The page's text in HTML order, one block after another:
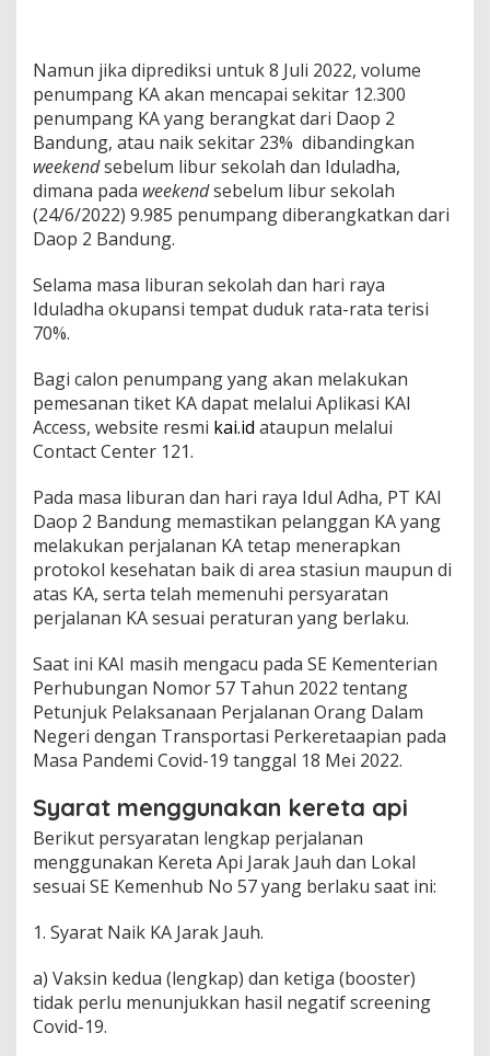
Namun jika diprediksi untuk 8 Juli 2022, volume
penumpang KA akan mencapai sekitar 12.300
penumpang KA yang berangkat dari Daop 2
Bandung, atau naik sekitar 23% dibandingkan
weekendsebelum libur sekolah dan Iduladha,
dimana pada weekendsebelum libur sekolah
(24/6/2022) 9.985 penumpang diberangkatkan dari
Daop 2 Bandung.
Selama masa liburan sekolah dan hari raya
Iduladha okupansi tempat duduk rata-rata terisi
70%.
Bagi calon penumpang yang akan melakukan
pemesanan tiket KA dapat melalui Aplikasi KAI
Access, website resmi kai.id ataupun melalui
Contact Center 121.
Pada masa liburan dan hari raya Idul Adha, PT KAI
Daop 2 Bandung memastikan pelanggan KA yang
melakukan perjalanan KA tetap menerapkan
protokol kesehatan baik di area stasiun maupun di
atas KA, serta telah memenuhi persyaratan
perjalanan KA sesuai peraturan yang berlaku.
Saat ini KAI masih mengacu pada SE Kementerian
Perhubungan Nomor 57 Tahun 2022 tentang
Petunjuk Pelaksanaan Perjalanan Orang Dalam
Negeri dengan Transportasi Perkeretaapian pada
Masa Pandemi Covid-19 tanggal 18 Mei 2022.
Syarat menggunakan kereta api
Berikut persyaratan lengkap perjalanan
menggunakan Kereta Api Jarak Jauh dan Lokal
sesuai SE Kemenhub No 57 yang berlaku saat ini:
1. Syarat Naik KA Jarak Jauh.
a) Vaksin kedua (lengkap) dan ketiga (booster)
tidak perlu menunjukkan hasil negatif screening
Covid-19.